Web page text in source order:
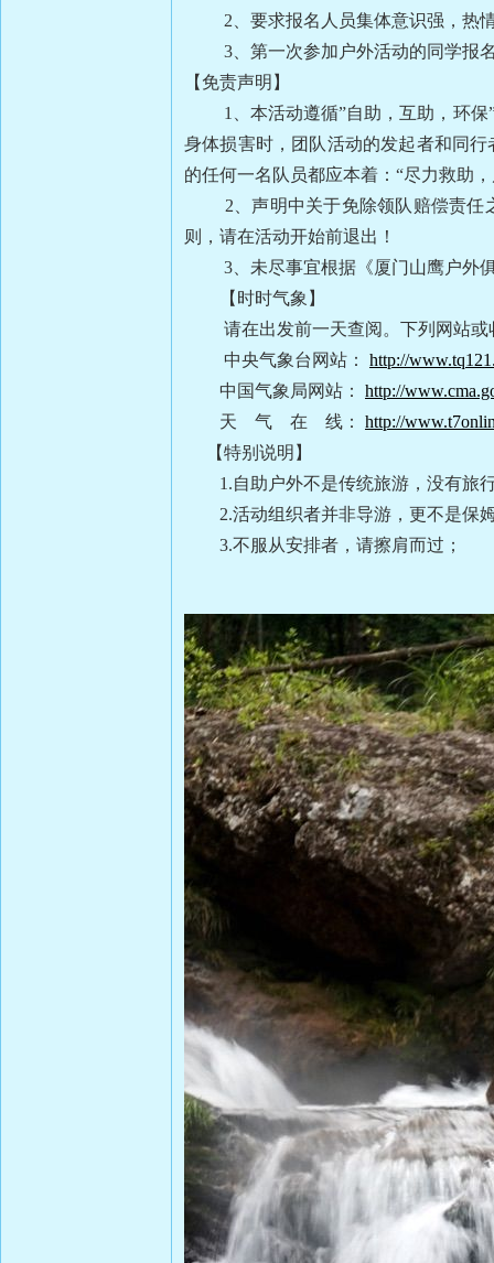
2、要求报名人员集体意识强，
3、第一次参加户外活动的同学报名
【免责声明】
1、本活动遵循”自助，互助，环保”
身体损害时，团队活动的发起者和同
的任何一名队员都应本着：“尽力救助
2、声明中关于免除领队赔偿责任之
则，请在活动开始前退出！
3、未尽事宜根据《厦门山鹰户外俱
【时时气象】
请在出发前一天查阅。下列网站或
中央气象台网站： http://
中国气象局网站： http://
天 气 在 线： http://
【特别说明】
1.自助户外不是传统旅游，没有旅
2.活动组织者并非导游，更不是保
3.不服从安排者，请擦肩而过；